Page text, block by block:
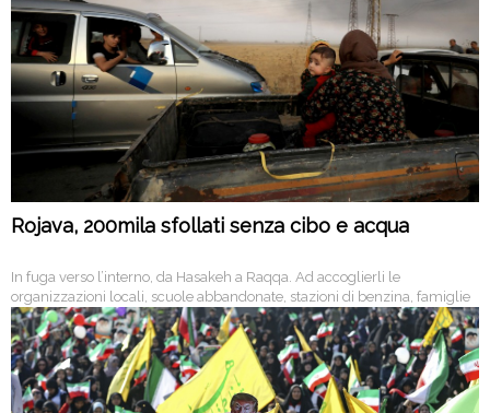
Rojava, 200mila sfollati senza cibo e acqua
In fuga verso l’interno, da Hasakeh a Raqqa. Ad accoglierli le
organizzazioni locali, scuole abbandonate, stazioni di benzina, famiglie
che aprono le porte. Quasi impossibile attraversare il confine con l’Iraq.